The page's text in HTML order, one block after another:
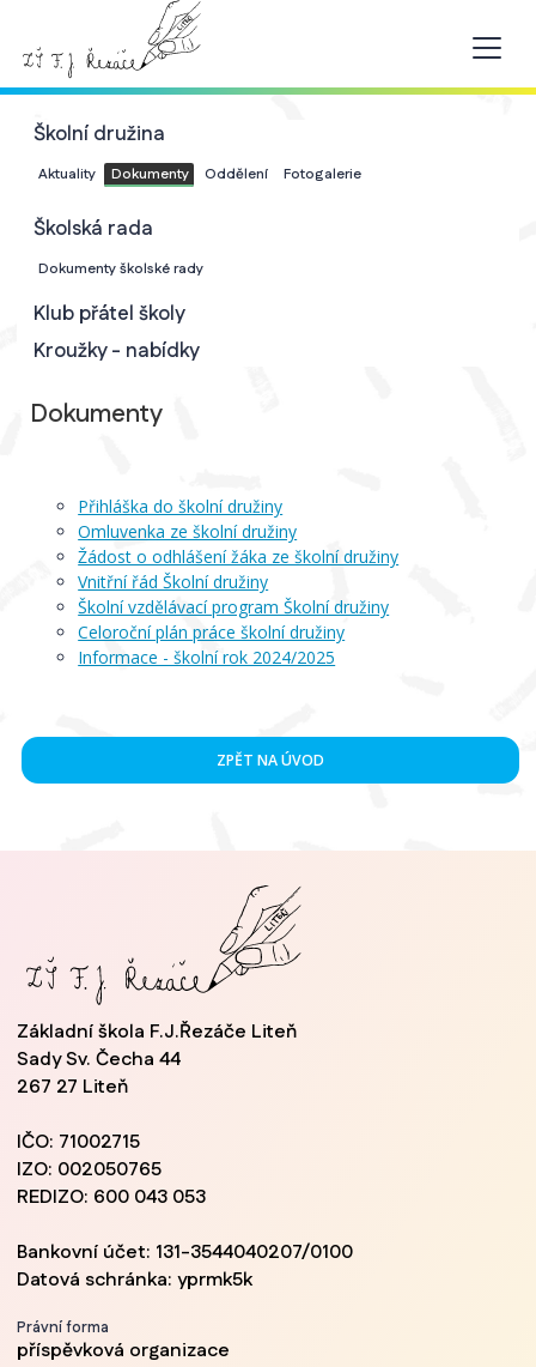
Školní družina
Aktuality Dokumenty Oddělení Fotogalerie
Školská rada
Dokumenty školské rady
Klub přátel školy
Kroužky - nabídky
Dokumenty
Přihláška do školní družiny
Omluvenka ze školní družiny
Žádost o odhlášení žáka ze školní družiny
Vnitřní řád Školní družiny
Školní vzdělávací program Školní družiny
Celoroční plán práce školní družiny
Informace - školní rok 2024/2025
ZPĚT NA ÚVOD
Základní škola F.J.Řezáče Liteň
Sady Sv. Čecha 44
267 27 Liteň
IČO: 71002715
IZO: 002050765
REDIZO: 600 043 053
Bankovní účet: 131-3544040207/0100
Datová schránka: yprmk5k
Právní forma
příspěvková organizace